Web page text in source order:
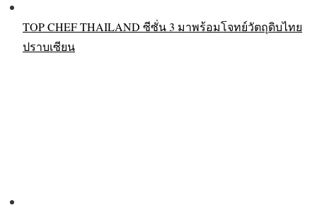
TOP CHEF THAILAND ซีซั่น 3 มาพร้อมโจทย์วัตถุดิบไทย
ปราบเซียน